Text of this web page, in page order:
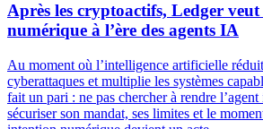
Après les cryptoactifs, Ledger veut
numérique à l’ère des agents IA
Au moment où l’intelligence artificielle
cyberattaques et multiplie les systèmes
fait un pari : ne pas chercher à rendre
sécuriser son mandat, ses limites et le